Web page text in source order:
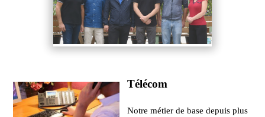
Télécom
Notre métier de base depuis plus